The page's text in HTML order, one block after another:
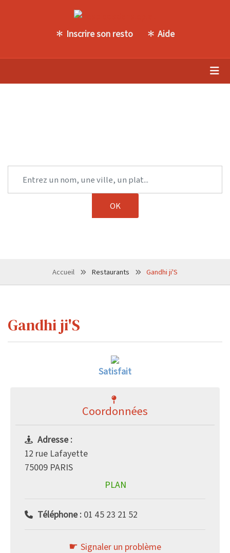
Inscrire son resto Aide
Accueil Restaurants Gandhi ji'S
Gandhi ji'S
Satisfait
Coordonnées
Adresse :
12 rue Lafayette
75009 PARIS
PLAN
Téléphone : 01 45 23 21 52
Signaler un problème